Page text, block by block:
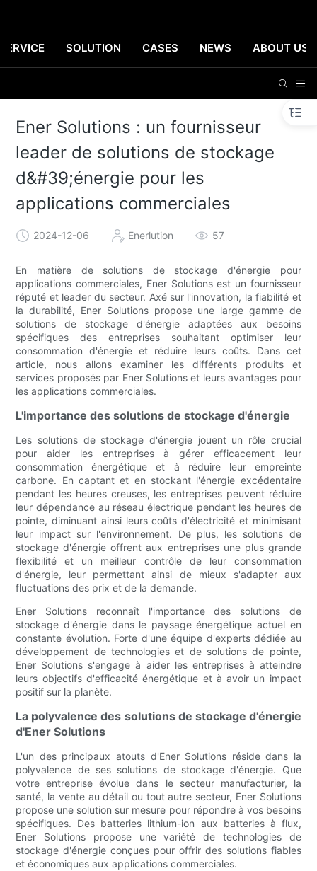
SERVICE SOLUTION CASES NEWS ABOUT US
Ener Solutions : un fournisseur
leader de solutions de stockage
d&#39;énergie pour les
applications commerciales
2024-12-06 Enerlution 57
En matière de solutions de stockage d'énergie pour
applications commerciales, Ener Solutions est un fournisseur
réputé et leader du secteur. Axé sur l'innovation, la fiabilité et
la durabilité, Ener Solutions propose une large gamme de
solutions de stockage d'énergie adaptées aux besoins
spécifiques des entreprises souhaitant optimiser leur
consommation d'énergie et réduire leurs coûts. Dans cet
article, nous allons examiner les différents produits et
services proposés par Ener Solutions et leurs avantages pour
les applications commerciales.
L'importance des solutions de stockage d'énergie
Les solutions de stockage d'énergie jouent un rôle crucial
pour aider les entreprises à gérer efficacement leur
consommation énergétique et à réduire leur empreinte
carbone. En captant et en stockant l'énergie excédentaire
pendant les heures creuses, les entreprises peuvent réduire
leur dépendance au réseau électrique pendant les heures de
pointe, diminuant ainsi leurs coûts d'électricité et minimisant
leur impact sur l'environnement. De plus, les solutions de
stockage d'énergie offrent aux entreprises une plus grande
flexibilité et un meilleur contrôle de leur consommation
d'énergie, leur permettant ainsi de mieux s'adapter aux
fluctuations des prix et de la demande.
Ener Solutions reconnaît l'importance des solutions de
stockage d'énergie dans le paysage énergétique actuel en
constante évolution. Forte d'une équipe d'experts dédiée au
développement de technologies et de solutions de pointe,
Ener Solutions s'engage à aider les entreprises à atteindre
leurs objectifs d'efficacité énergétique et à avoir un impact
positif sur la planète.
La polyvalence des solutions de stockage d'énergie
d'Ener Solutions
L'un des principaux atouts d'Ener Solutions réside dans la
polyvalence de ses solutions de stockage d'énergie. Que
votre entreprise évolue dans le secteur manufacturier, la
santé, la vente au détail ou tout autre secteur, Ener Solutions
propose une solution sur mesure pour répondre à vos besoins
spécifiques. Des batteries lithium-ion aux batteries à flux,
Ener Solutions propose une variété de technologies de
stockage d'énergie conçues pour offrir des solutions fiables
et économiques aux applications commerciales.